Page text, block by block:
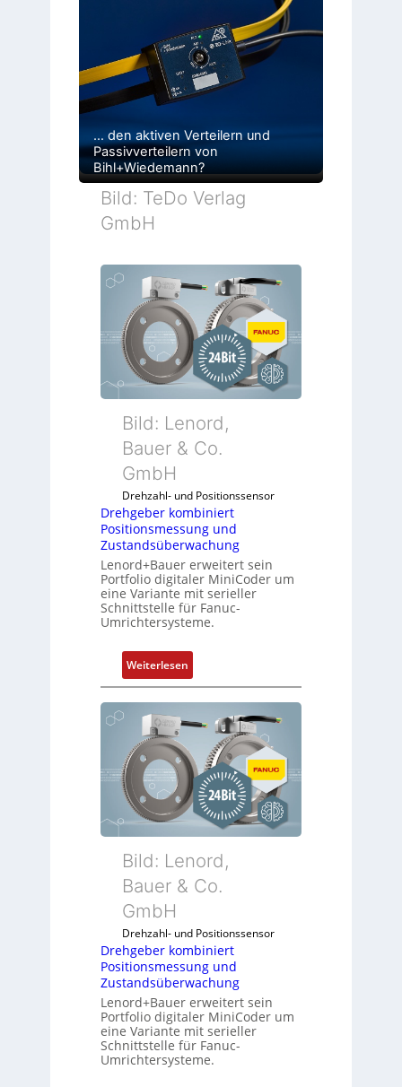
… den aktiven Verteilern und
Passivverteilern von
Bihl+Wiedemann?
Bild: TeDo Verlag
GmbH
Bild: Lenord,
Bauer & Co.
GmbH
Drehzahl- und Positionssensor
Drehgeber kombiniert
Positionsmessung und
Zustandsüberwachung
Lenord+Bauer erweitert sein
Portfolio digitaler MiniCoder um
eine Variante mit serieller
Schnittstelle für Fanuc-
Umrichtersysteme.
Weiterlesen:
D
r
e
g
e
b
e
r
o
m
n
i
e
r
t
P
o
Bild: Lenord,
Bauer & Co.
GmbH
Drehzahl- und Positionssensor
Drehgeber kombiniert
Positionsmessung und
Zustandsüberwachung
Lenord+Bauer erweitert sein
Portfolio digitaler MiniCoder um
eine Variante mit serieller
Schnittstelle für Fanuc-
Umrichtersysteme.